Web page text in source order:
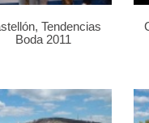
Tendencias
Boda 2011